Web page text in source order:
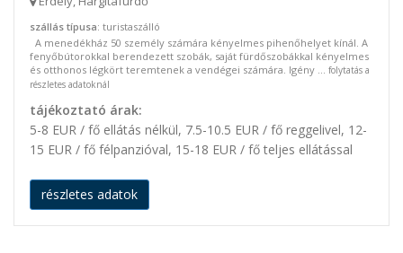
szállás típusa: turistaszálló
A menedékház 50 személy számára kényelmes pihenőhelyet kínál. A
fenyőbútorokkal berendezett szobák, saját fürdőszobákkal kényelmes
és otthonos légkört teremtenek a vendégei számára. Igény ... folytatás a
részletes adatoknál
tájékoztató árak:
5-8 EUR / fő ellátás nélkül, 7.5-10.5 EUR / fő reggelivel, 12-
15 EUR / fő félpanzióval, 15-18 EUR / fő teljes ellátással
részletes adatok